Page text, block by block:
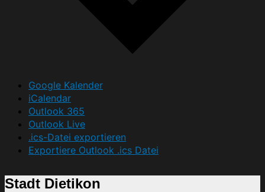
Google Kalender
iCalendar
Outlook 365
Outlook Live
.ics-Datei exportieren
Exportiere Outlook .ics Datei
Stadt Dietikon